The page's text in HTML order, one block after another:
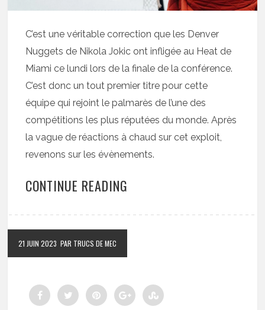
C’est une véritable correction que les Denver
Nuggets de Nikola Jokic ont infligée au Heat de
Miami ce lundi lors de la finale de la conférence.
C’est donc un tout premier titre pour cette
équipe qui rejoint le palmarès de l’une des
compétitions les plus réputées du monde. Après
la vague de réactions à chaud sur cet exploit,
revenons sur les évènements.
CONTINUE READING
21 JUIN 2023 PAR TRUCS DE MEC